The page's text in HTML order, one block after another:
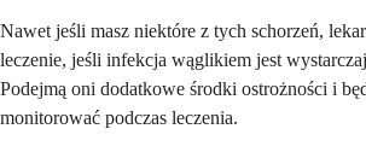
Nawet jeśli masz niektóre z tych schorzeń,
leczenie, jeśli infekcja wąglikiem jest
Podejmą oni dodatkowe środki ostrożności i
monitorować podczas leczenia.